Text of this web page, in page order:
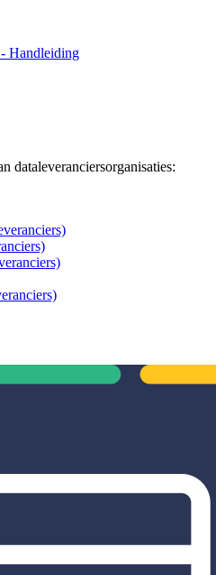
Handleiding
dataleveranciersorganisaties: